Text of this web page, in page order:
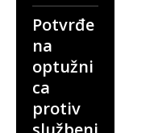
Potvrđe
na
optužni
ca
protiv